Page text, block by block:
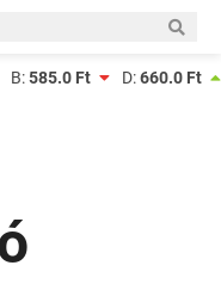
B:585.0 Ft D:660.0 Ft